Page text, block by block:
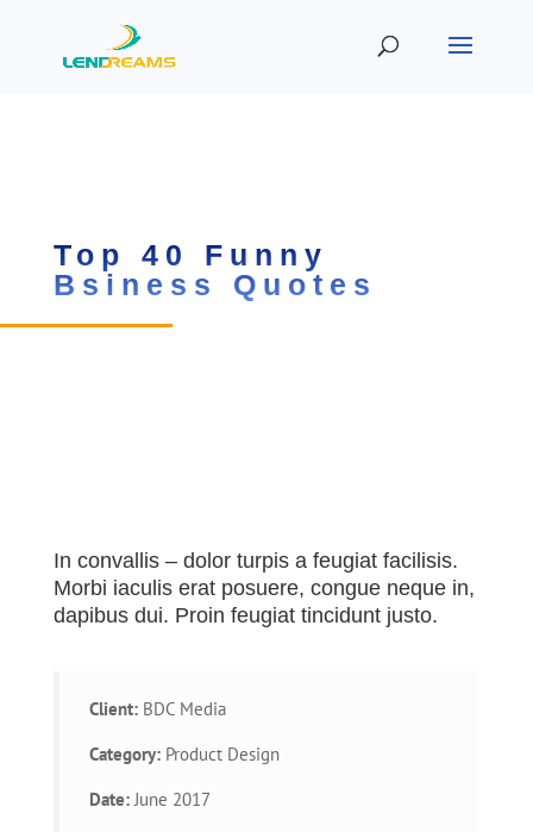
Top 40 Funny
Bsiness Quotes
In convallis – dolor turpis a feugiat facilisis.
Morbi iaculis erat posuere, congue neque in,
dapibus dui. Proin feugiat tincidunt justo.
Client:BDC Media
Category:Product Design
Date:June 2017